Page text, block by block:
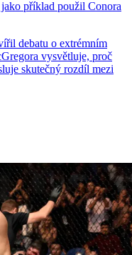
příklad použil Conora
debatu o extrémním
vysvětluje, proč
skutečný rozdíl mezi